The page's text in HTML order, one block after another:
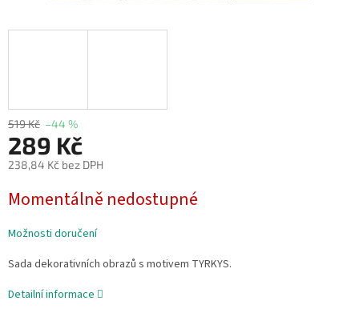
519 Kč –44 %
289 Kč
238,84 Kč bez DPH
cena:
Momentálně nedostupné
Možnosti doručení
Sada dekorativních obrazů s motivem TYRKYS.
Detailní informace